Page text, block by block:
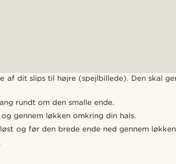
af dit slips til højre (spejlbillede). Den skal
rundt om den smalle ende.
gennem løkken omkring din hals.
og før den brede ende ned gennem